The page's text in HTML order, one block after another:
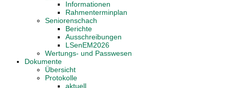
Informationen
Rahmenterminplan
Seniorenschach
Berichte
Ausschreibungen
LSenEM2026
Wertungs- und Passwesen
Dokumente
Übersicht
Protokolle
aktuell